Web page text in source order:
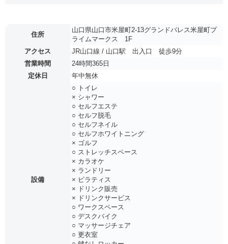
住所
山口県山口市米屋町2-13グランドパレス米屋町プ
ライムマークス 1F
アクセス
JR山口線 / 山口駅 出入口 徒歩9分
営業時間
24時間365日
定休日
年中無休
設備
○ トイレ
× シャワー
○ セルフエステ
○ セルフ脱毛
○ セルフネイル
○ セルフホワイトニング
× ゴルフ
○ ストレッチスペース
× カラオケ
× ランドリー
× ピラティス
× ドリンク販売
× ドリンクサービス
○ ワークスペース
○ デスクバイク
○ マッサージチェア
○ 更衣室